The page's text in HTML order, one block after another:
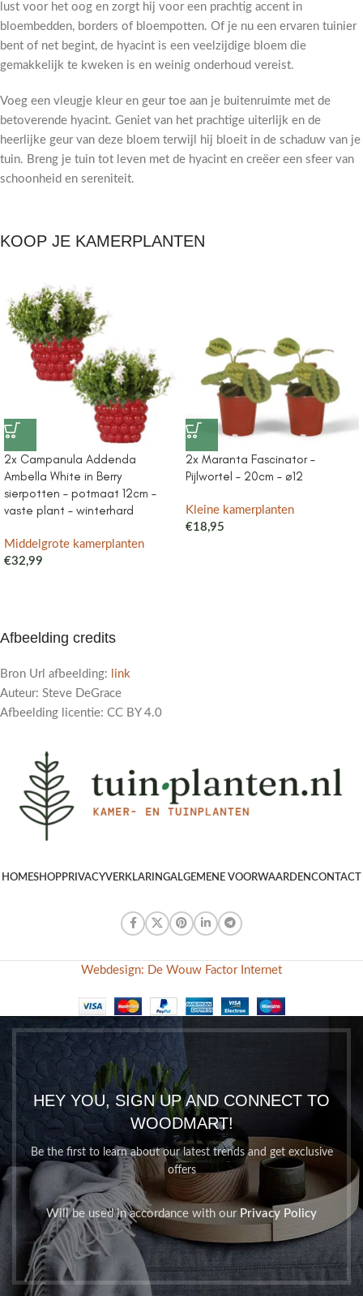
lust voor het oog en zorgt hij voor een prachtig accent in
bloembedden, borders of bloempotten. Of je nu een ervaren tuinier
bent of net begint, de hyacint is een veelzijdige bloem die
gemakkelijk te kweken is en weinig onderhoud vereist.
Voeg een vleugje kleur en geur toe aan je buitenruimte met de
betoverende hyacint. Geniet van het prachtige uiterlijk en de
heerlijke geur van deze bloem terwijl hij bloeit in de schaduw van je
tuin. Breng je tuin tot leven met de hyacint en creëer een sfeer van
schoonheid en sereniteit.
KOOP JE KAMERPLANTEN
2x Campanula Addenda
Ambella White in Berry
sierpotten – potmaat 12cm –
vaste plant – winterhard
Middelgrote kamerplanten
€32,99
2x Maranta Fascinator –
Pijlwortel – 20cm – ø12
Kleine kamerplanten
€18,95
Afbeelding credits
Bron Url afbeelding:
link
Auteur: Steve DeGrace
Afbeelding licentie: CC BY 4.0
HOMESHOPPRIVACYVERKLARINGALGEMENE VOORWAARDENCONTACT
Webdesign: De Wouw Factor Internet
HEY YOU, SIGN UP AND CONNECT TO
WOODMART!
Be the first to learn about our latest trends and get exclusive
offers
Will be used in accordance with our Privacy Policy